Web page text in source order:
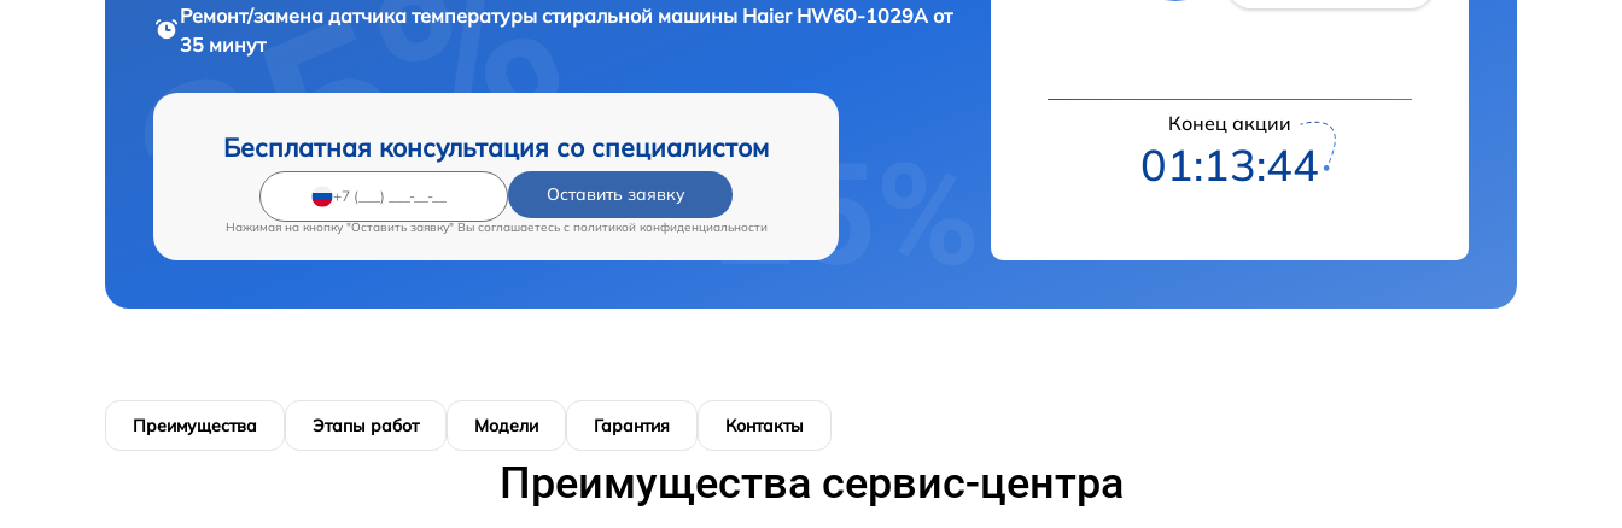
Ремонт/замена датчика температуры стиральной машины Haier HW60-1029A от
35 минут
Бесплатная консультация со специалистом
Оставить заявку
Нажимая на кнопку "Оставить заявку" Вы соглашаетесь c политикой конфиденциальности
Конец акции
01:13:43
Преимущества Этапы работ Модели Гарантия Контакты
Преимущества сервис-центра